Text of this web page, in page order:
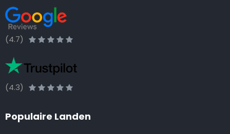
(4.7)
(4.3)
Populaire Landen